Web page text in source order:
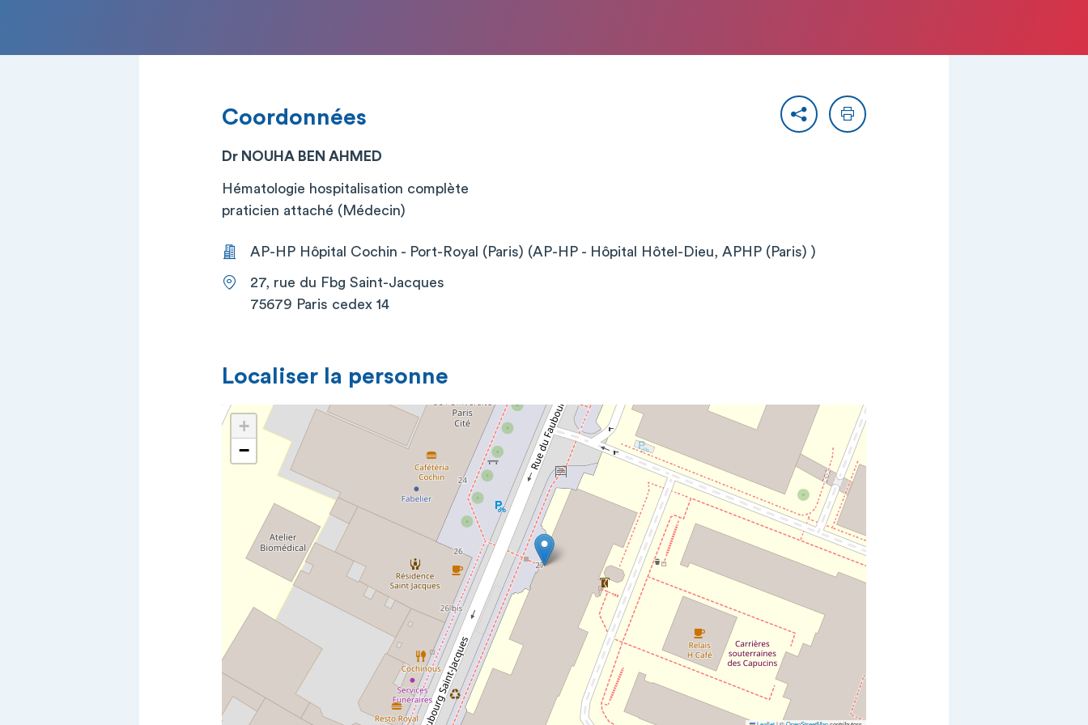
PartagerImprimer
Coordonnées
Dr NOUHA BEN AHMED
Hématologie hospitalisation complète
praticien attaché (Médecin)
AP-HP Hôpital Cochin - Port-Royal (Paris) (AP-HP - Hôpital Hôtel-Dieu, APHP (Paris) )
27, rue du Fbg Saint-Jacques
75679 Paris cedex 14
Localiser la personne
+
−